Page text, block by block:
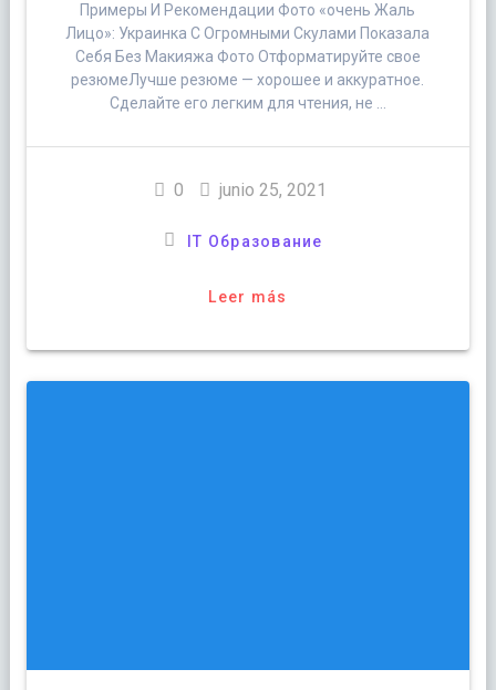
Примеры И Рекомендации Фото «очень Жаль
Лицо»: Украинка С Огромными Скулами Показала
Себя Без Макияжа Фото Отформатируйте свое
резюмеЛучше резюме — хорошее и аккуратное.
Сделайте его легким для чтения, не …
0 junio 25, 2021
IT Образование
Leer más